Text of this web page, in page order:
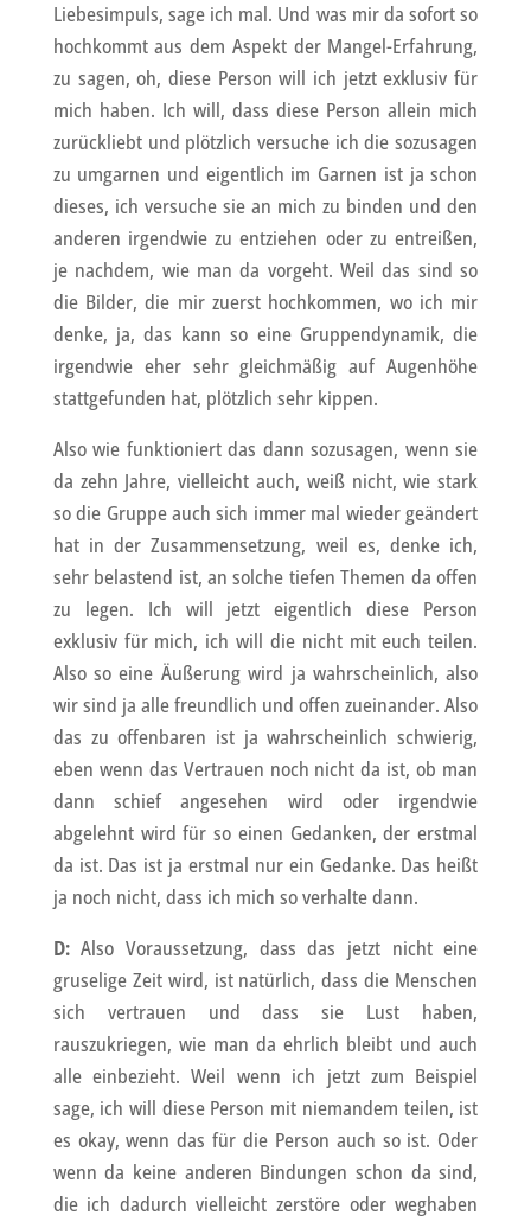
Liebesimpuls, sage ich mal. Und was mir da sofort so
hochkommt aus dem Aspekt der Mangel-Erfahrung,
zu sagen, oh, diese Person will ich jetzt exklusiv für
mich haben. Ich will, dass diese Person allein mich
zurückliebt und plötzlich versuche ich die sozusagen
zu umgarnen und eigentlich im Garnen ist ja schon
dieses, ich versuche sie an mich zu binden und den
anderen irgendwie zu entziehen oder zu entreißen,
je nachdem, wie man da vorgeht. Weil das sind so
die Bilder, die mir zuerst hochkommen, wo ich mir
denke, ja, das kann so eine Gruppendynamik, die
irgendwie eher sehr gleichmäßig auf Augenhöhe
stattgefunden hat, plötzlich sehr kippen.
Also wie funktioniert das dann sozusagen, wenn sie
da zehn Jahre, vielleicht auch, weiß nicht, wie stark
so die Gruppe auch sich immer mal wieder geändert
hat in der Zusammensetzung, weil es, denke ich,
sehr belastend ist, an solche tiefen Themen da offen
zu legen. Ich will jetzt eigentlich diese Person
exklusiv für mich, ich will die nicht mit euch teilen.
Also so eine Äußerung wird ja wahrscheinlich, also
wir sind ja alle freundlich und offen zueinander. Also
das zu offenbaren ist ja wahrscheinlich schwierig,
eben wenn das Vertrauen noch nicht da ist, ob man
dann schief angesehen wird oder irgendwie
abgelehnt wird für so einen Gedanken, der erstmal
da ist. Das ist ja erstmal nur ein Gedanke. Das heißt
ja noch nicht, dass ich mich so verhalte dann.
D:Also Voraussetzung, dass das jetzt nicht eine
gruselige Zeit wird, ist natürlich, dass die Menschen
sich vertrauen und dass sie Lust haben,
rauszukriegen, wie man da ehrlich bleibt und auch
alle einbezieht. Weil wenn ich jetzt zum Beispiel
sage, ich will diese Person mit niemandem teilen, ist
es okay, wenn das für die Person auch so ist. Oder
wenn da keine anderen Bindungen schon da sind,
die ich dadurch vielleicht zerstöre oder weghaben